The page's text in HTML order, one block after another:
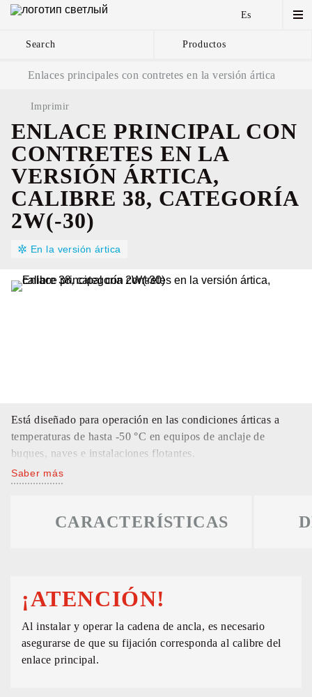
Es
Search Productos
componentes
Enlaces principales con contretes en la versión ártica
Imprimir
ENLACE PRINCIPAL CON
CONTRETES EN LA
VERSIÓN ÁRTICA,
CALIBRE 38, CATEGORÍA
2W(-30)
En la versión ártica
Está diseñado para operación en las condiciones árticas a
temperaturas de hasta -50 °С en equipos de anclaje de
buques, naves e instalaciones flotantes.
Saber más
CARACTERÍSTICAS
¡ATENCIÓN!
Al instalar y operar la cadena de ancla, es necesario
asegurarse de que su fijación corresponda al calibre del
enlace principal.